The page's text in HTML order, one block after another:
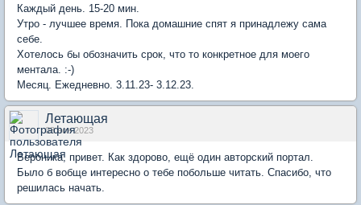
Каждый день. 15-20 мин.
Утро - лучшее время. Пока домашние спят я принадлежу сама
себе.
Хотелось бы обозначить срок, что то конкретное для моего
ментала. :-)
Месяц. Ежедневно. 3.11.23- 3.12.23.
Летающая
03 ноя 2023
Вероника, привет. Как здорово, ещё один авторский портал.
Было б вобще интересно о тебе побольше читать. Спасибо, что
решилась начать.